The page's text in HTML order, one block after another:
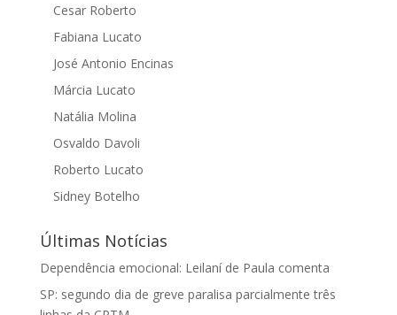
Cesar Roberto
Fabiana Lucato
José Antonio Encinas
Márcia Lucato
Natália Molina
Osvaldo Davoli
Roberto Lucato
Sidney Botelho
Últimas Notícias
Dependência emocional: Leilaní de Paula comenta
SP: segundo dia de greve paralisa parcialmente três